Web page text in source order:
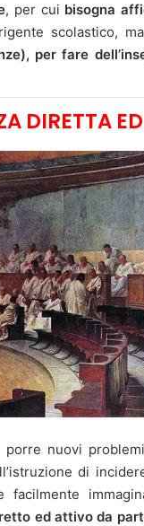
, per cui bisogna
scolastico, ma
per fare
DIRETTA
nuovi
di
facilmente
ed attivo da